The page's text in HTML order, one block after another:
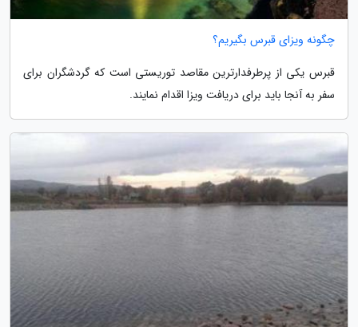
چگونه ویزای قبرس بگیریم؟
قبرس یکی از پرطرفدارترین مقاصد توریستی است که گردشگران برای
سفر به آنجا باید برای دریافت ویزا اقدام نمایند.